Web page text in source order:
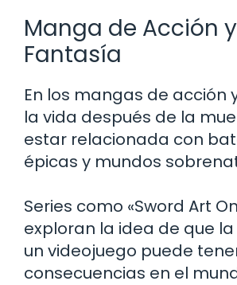
Manga de Acción y
Fantasía
En los mangas de acción
la vida después de la
estar relacionada con
épicas y mundos
Series como «Sword Art
exploran la idea de que
un videojuego puede
consecuencias en el